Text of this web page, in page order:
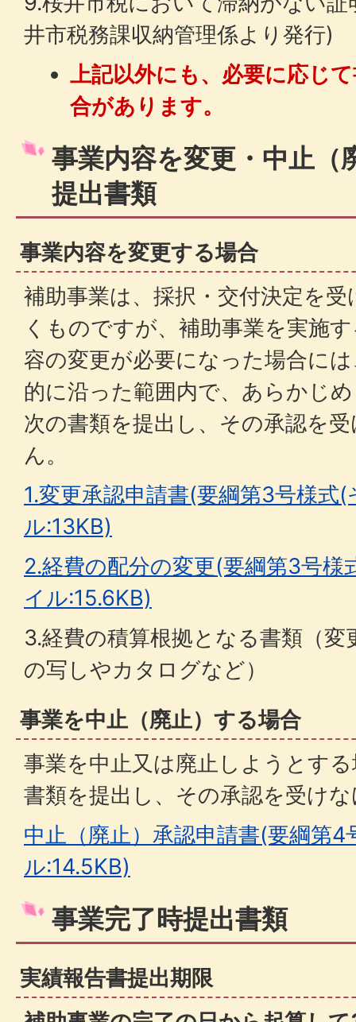
井市税務課収納管理係より発行)
上記以外にも、必要に応じ
合があります。
事業内容を変更・中止（
提出書類
事業内容を変更する場合
補助事業は、採択・交付決定を
くものですが、補助事業を実施
容の変更が必要になった場合に
的に沿った範囲内で、あらかじ
次の書類を提出し、その承認を
ん。
1.変更承認申請書(要綱第3号様式
ル:13KB)
2.経費の配分の変更(要綱第3号
イル:15.6KB)
3.経費の積算根拠となる書類（
の写しやカタログなど）
事業を中止（廃止）する場合
事業を中止又は廃止しようとす
書類を提出し、その承認を受け
中止（廃止）承認申請書(要綱第
ル:14.5KB)
事業完了時提出書類
実績報告書提出期限